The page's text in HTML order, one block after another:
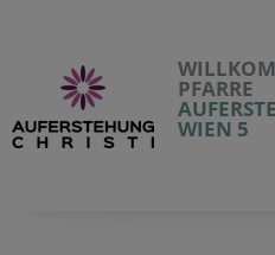
PFARRE
WIEN 5